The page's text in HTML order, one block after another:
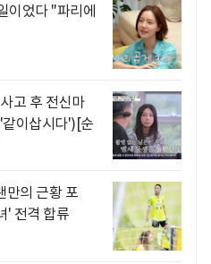
이었다 "파리에
고 후 전신마
이삽시다')[순
만의 근황 포
' 전격 합류